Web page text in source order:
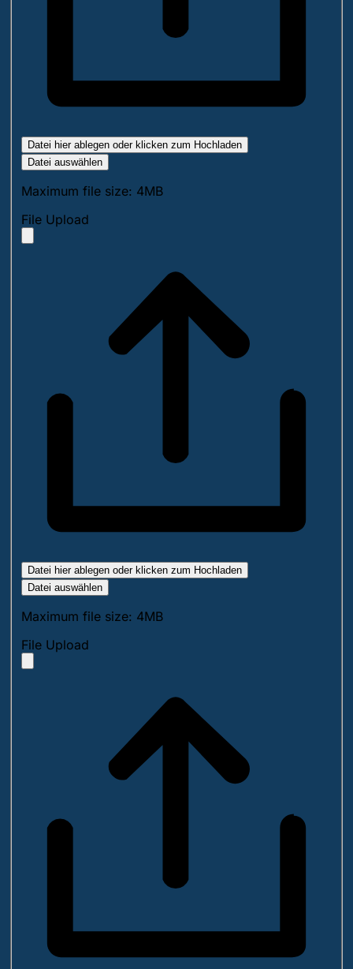
Datei hier ablegen oder klicken zum Hochladen
Datei auswählen
Maximum file size: 4MB
File Upload
Datei hier ablegen oder klicken zum Hochladen
Datei auswählen
Maximum file size: 4MB
File Upload